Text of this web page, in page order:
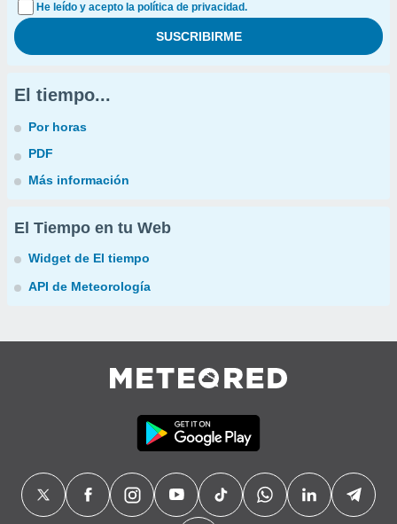
He leído y acepto la política de privacidad.
El tiempo...
Por horas
PDF
Más información
El Tiempo en tu Web
Widget de El tiempo
API de Meteorología